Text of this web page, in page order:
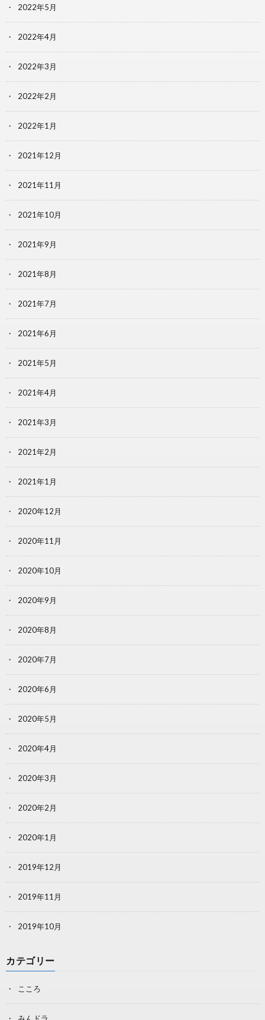
2022年5月
2022年4月
2022年3月
2022年2月
2022年1月
2021年12月
2021年11月
2021年10月
2021年9月
2021年8月
2021年7月
2021年6月
2021年5月
2021年4月
2021年3月
2021年2月
2021年1月
2020年12月
2020年11月
2020年10月
2020年9月
2020年8月
2020年7月
2020年6月
2020年5月
2020年4月
2020年3月
2020年2月
2020年1月
2019年12月
2019年11月
2019年10月
カテゴリー
こころ